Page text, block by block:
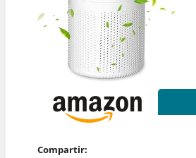
Compartir: